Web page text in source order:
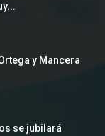
y Mancera
se jubilará